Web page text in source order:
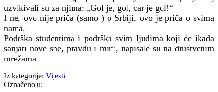
uzvikivali su za njima: „Gol je, gol, car je gol!“
I ne, ovo nije priča (samo ) o Srbiji, ovo je priča o svima
nama.
Podrška studentima i podrška svim ljudima koji će ikada
sanjati nove sne, pravdu i mir”, napisale su na društvenim
mrežama.
Iz kategorije: Vijesti
Označeno u: